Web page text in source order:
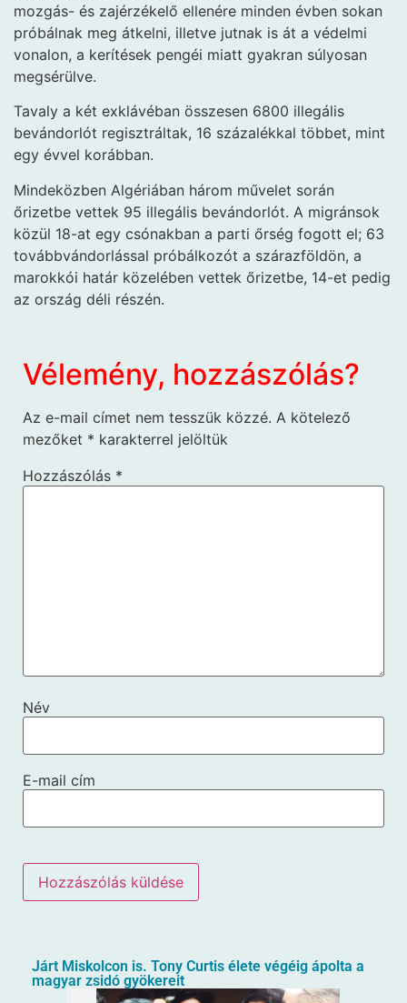
mozgás- és zajérzékelő ellenére minden évben sokan
próbálnak meg átkelni, illetve jutnak is át a védelmi
vonalon, a kerítések pengéi miatt gyakran súlyosan
megsérülve.
Tavaly a két exklávéban összesen 6800 illegális
bevándorlót regisztráltak, 16 százalékkal többet, mint
egy évvel korábban.
Mindeközben Algériában három művelet során
őrizetbe vettek 95 illegális bevándorlót. A migránsok
közül 18-at egy csónakban a parti őrség fogott el; 63
továbbvándorlással próbálkozót a szárazföldön, a
marokkói határ közelében vettek őrizetbe, 14-et pedig
az ország déli részén.
Vélemény, hozzászólás?
Az e-mail címet nem tesszük közzé. A kötelező
mezőket * karakterrel jelöltük
Hozzászólás *
Név
E-mail cím
Járt Miskolcon is. Tony Curtis élete végéig ápolta a
magyar zsidó gyökereit